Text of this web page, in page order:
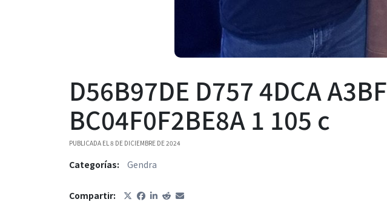
D56B97DE D757 4DCA A3BF
BC04F0F2BE8A 1 105 c
PUBLICADA EL 8 DE DICIEMBRE DE 2024
Categorías: Gendra
Compartir: